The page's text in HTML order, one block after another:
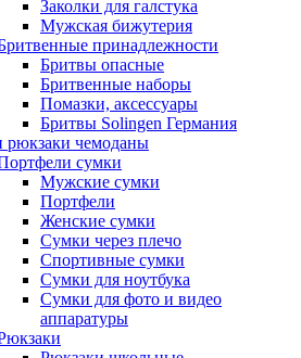
Заколки для галстука
Мужская бижутерия
принадлежности
Бритвы опасные
Бритвенные наборы
Помазки, аксессуары
Бритвы Solingen Германия
рюкзаки чемоданы
сумки
Мужские сумки
Портфели
Женские сумки
Сумки через плечо
Спортивные сумки
Сумки для ноутбука
Сумки для фото и видео
аппаратуры